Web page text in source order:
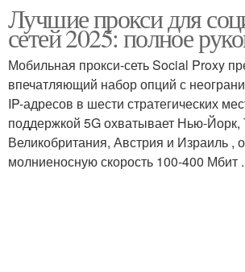
Лучшие прокси для
сетей 2025: полное
Мобильная прокси-сеть Social Proxy
впечатляющий набор опций с
IP-адресов в шести стратегических
поддержкой 5G охватывает Нью-Йорк,
Великобритания, Австрия и Израиль ,
молниеносную скорость 100-400 Мбит .